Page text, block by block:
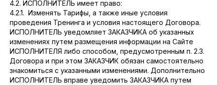
4.2. ИСПОЛНИТЕЛЬ имеет право:
4.2.1. Изменять Тарифы, а также иные условия
проведения Тренинга и условия настоящего Договора.
ИСПОЛНИТЕЛЬ уведомляет ЗАКАЗЧИКА об указанных
изменениях путем размещения информации на Сайте
ИСПОЛНИТЕЛЯ либо способом, предусмотренным п. 2.3.
Договора и при этом ЗАКАЗЧИК обязан самостоятельно
знакомиться с указанными изменениями. Дополнительно
ИСПОЛНИТЕЛЬ вправе уведомить ЗАКАЗЧИКА путем